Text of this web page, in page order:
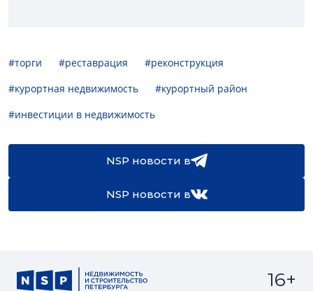
#торги #реставрация
#реконструкция
#курортная недвижимость
#курортный район
#инвестиции в недвижимость
NSP новости в
NSP новости в
16+